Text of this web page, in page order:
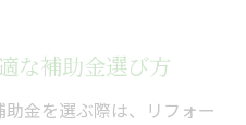
な補助金選び方
金を選ぶ際は、リフォー